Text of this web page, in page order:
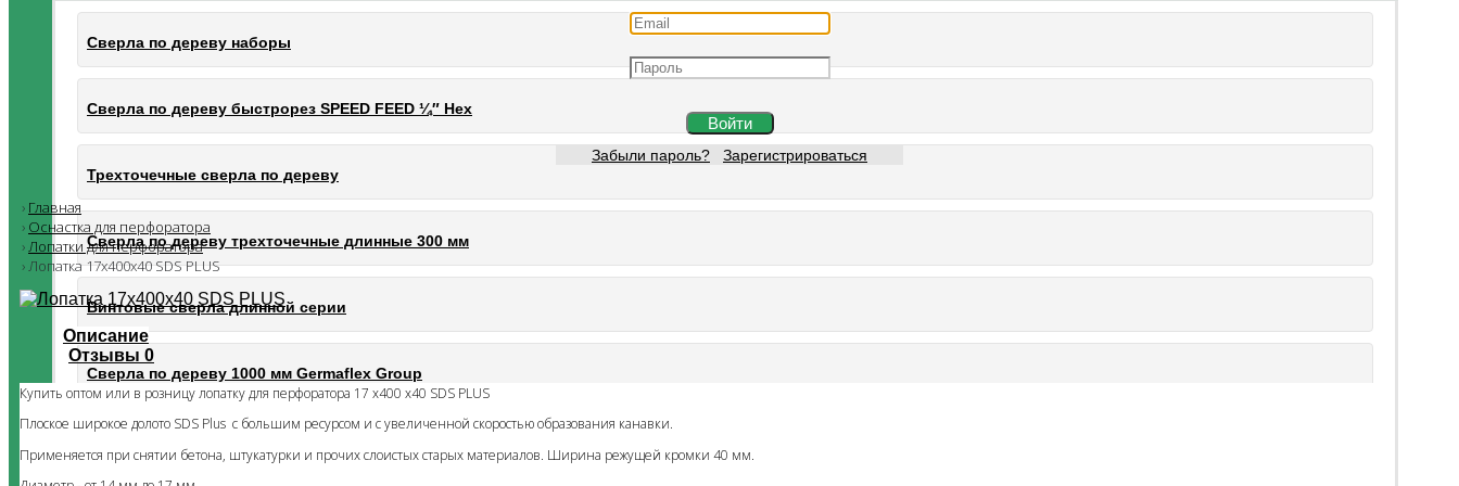
Сверла по дереву наборы
Сверла по дереву быстрорез SPEED FEED ¼″ Hex
Трехточечные сверла по дереву
Сверла по дереву трехточечные длинные 300 мм
Винтовые сверла длинной серии
Сверла по дереву 1000 мм Germaflex Group
Войти
Забыли пароль? Зарегистрироваться
Главная
Оснастка для перфоратора
Лопатки для перфоратора
Лопатка 17х400х40 SDS PLUS
Описание
Отзывы 0
Купить оптом или в розницу лопатку для перфоратора 17 х400 х40 SDS PLUS
Плоское широкое долото SDS Plus с большим ресурсом и с увеличенной скоростью образования канавки.
Применяется при снятии бетона, штукатурки и прочих слоистых старых материалов. Ширина режущей кромки 40 мм.